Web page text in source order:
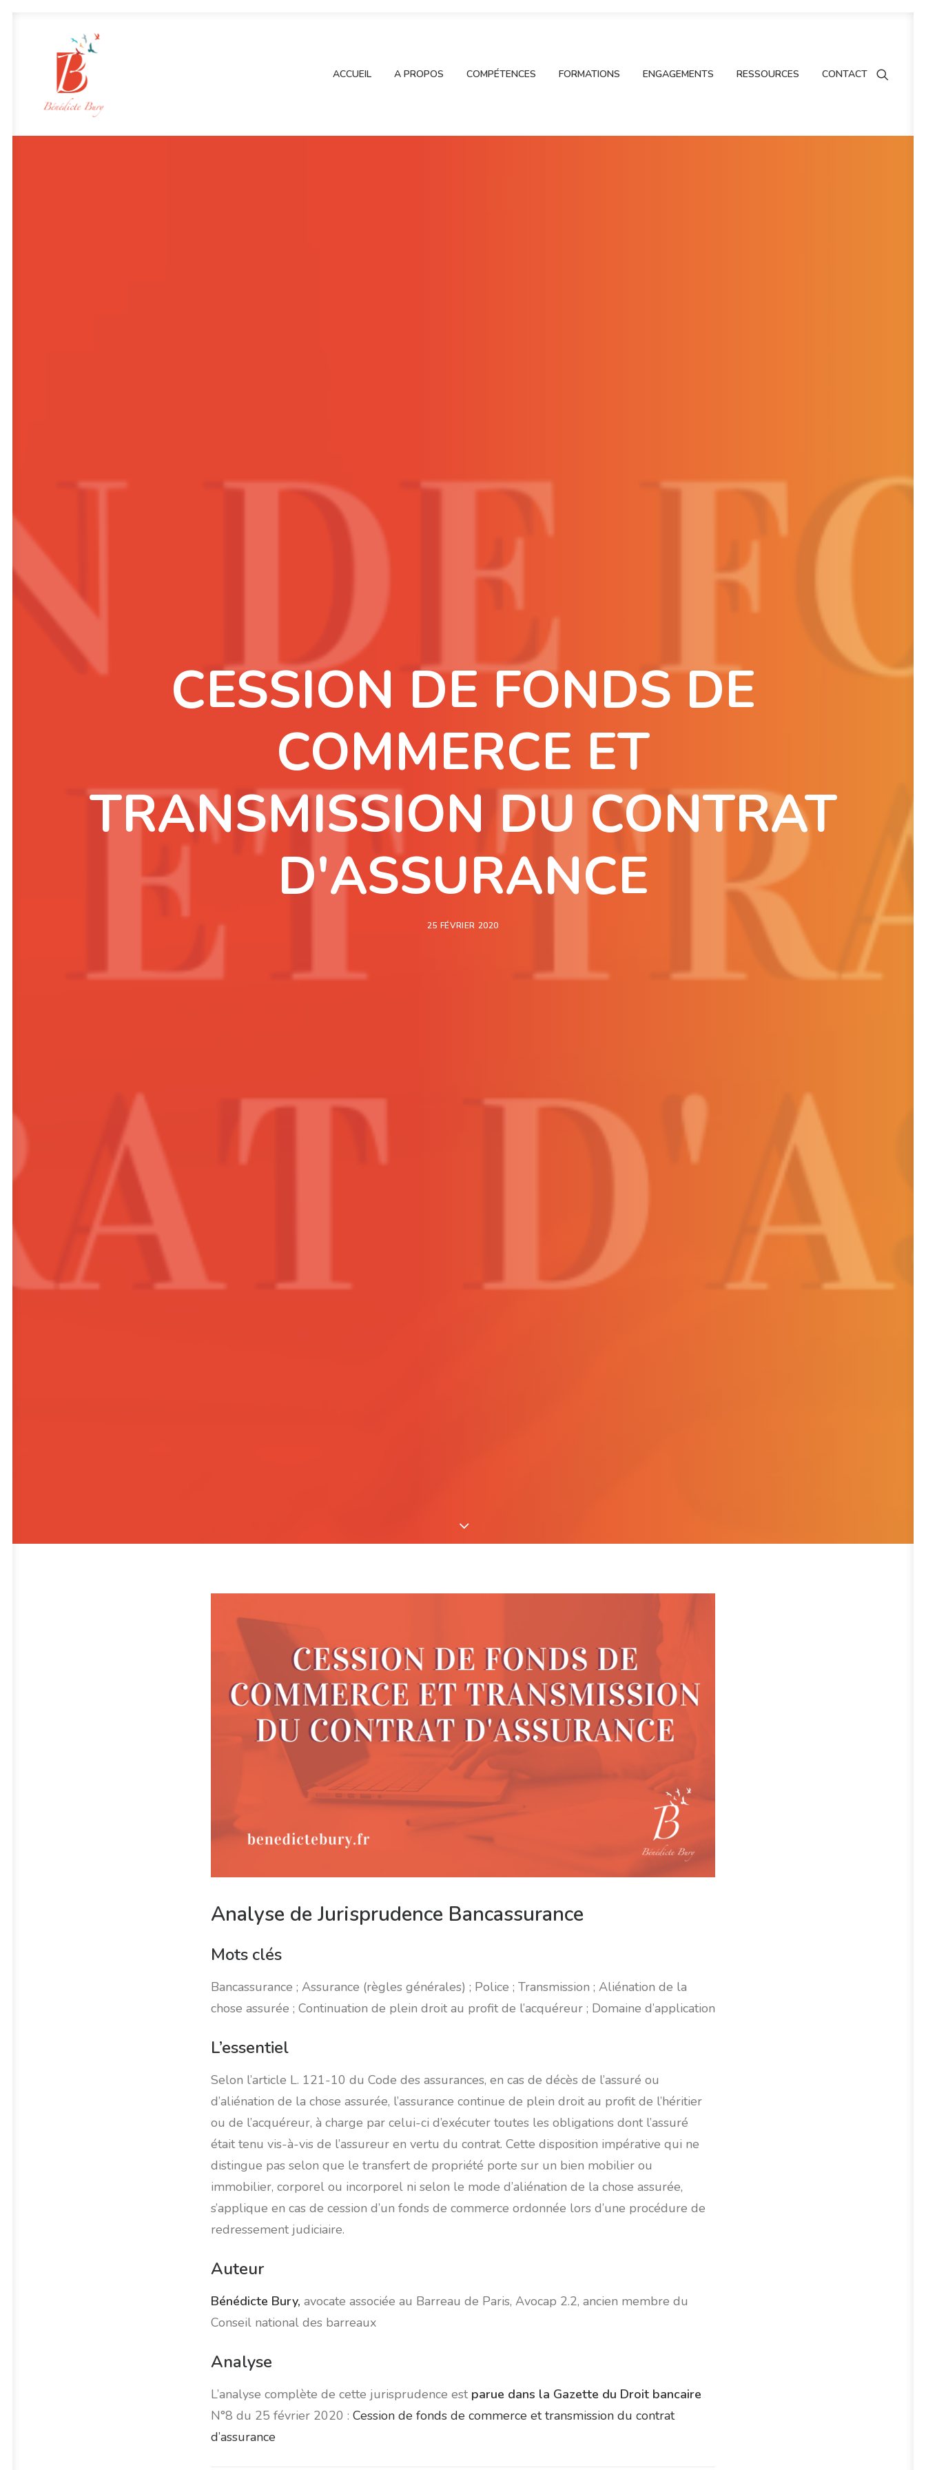
ACCUEIL A PROPOS COMPÉTENCES FORMATIONS ENGAGEMENTS RESSOURCES CONTACT
CESSION DE FONDS DE
COMMERCE ET
TRANSMISSION DU CONTRAT
D'ASSURANCE
25 FÉVRIER 2020
Analyse de Jurisprudence Bancassurance
Mots clés
Bancassurance ; Assurance (règles générales) ; Police ; Transmission ; Aliénation de la
chose assurée ; Continuation de plein droit au profit de l’acquéreur ; Domaine d’application
L’essentiel
Selon l’article L. 121-10 du Code des assurances, en cas de décès de l’assuré ou
d’aliénation de la chose assurée, l’assurance continue de plein droit au profit de l’héritier
ou de l’acquéreur, à charge par celui-ci d’exécuter toutes les obligations dont l’assuré
était tenu vis-à-vis de l’assureur en vertu du contrat. Cette disposition impérative qui ne
distingue pas selon que le transfert de propriété porte sur un bien mobilier ou
immobilier, corporel ou incorporel ni selon le mode d’aliénation de la chose assurée,
s’applique en cas de cession d’un fonds de commerce ordonnée lors d’une procédure de
redressement judiciaire.
Auteur
Bénédicte Bury, avocate associée au Barreau de Paris, Avocap 2.2, ancien membre du
Conseil national des barreaux
Analyse
L’analyse complète de cette jurisprudence est parue dans la Gazette du Droit bancaire
N°8 du 25 février 2020 : Cession de fonds de commerce et transmission du contrat
d’assurance